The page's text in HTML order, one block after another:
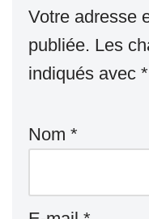
Votre adresse
publiée. Les
indiqués avec *
Nom *